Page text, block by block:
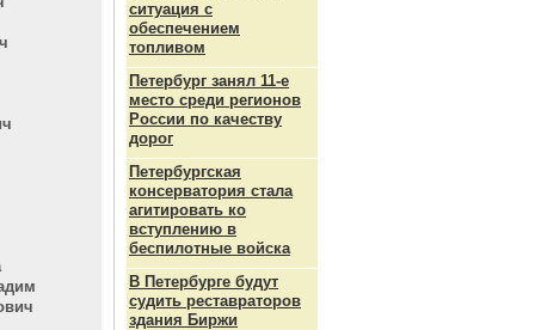
ситуация с
обеспечением
топливом
Петербург занял 11-е
место среди регионов
России по качеству
дорог
Петербургская
консерватория стала
агитировать ко
вступлению в
беспилотные войска
В Петербурге будут
судить реставраторов
здания Биржи